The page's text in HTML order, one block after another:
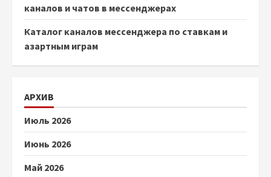
каналов и чатов в мессенджерах
Каталог каналов мессенджера по ставкам и
азартным играм
АРХИВ
Июль 2026
Июнь 2026
Май 2026